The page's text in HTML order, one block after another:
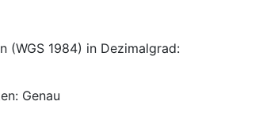
(WGS 1984) in Dezimalgrad:
Genau